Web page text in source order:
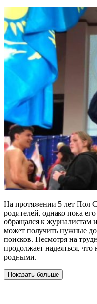
На протяжении 5 лет Пол
родителей, однако пока
обращался к журналистам
может получить нужные
поисков. Несмотря на
продолжает надеяться, что
родными.
Показать больше